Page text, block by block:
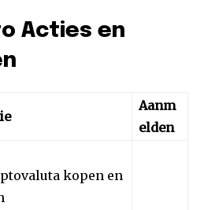
Acties en
Aanm
elden
kopen en